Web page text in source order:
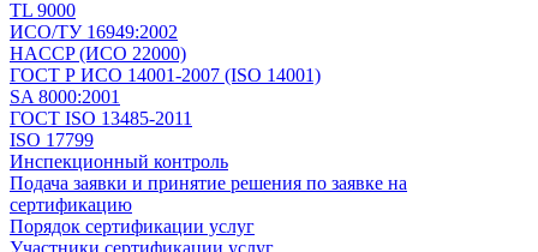
TL 9000
ИСО/ТУ 16949:2002
HACCP (ИСО 22000)
ГОСТ Р ИСО 14001-2007 (ISO 14001)
SA 8000:2001
ГОСТ ISO 13485-2011
ISO 17799
Инспекционный контроль
Подача заявки и принятие решения по заявке на
сертификацию
Порядок сертификации услуг
Участники сертификации услуг